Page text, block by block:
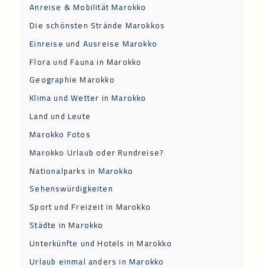
Anreise & Mobilität Marokko
Die schönsten Strände Marokkos
Einreise und Ausreise Marokko
Flora und Fauna in Marokko
Geographie Marokko
Klima und Wetter in Marokko
Land und Leute
Marokko Fotos
Marokko Urlaub oder Rundreise?
Nationalparks in Marokko
Sehenswürdigkeiten
Sport und Freizeit in Marokko
Städte in Marokko
Unterkünfte und Hotels in Marokko
Urlaub einmal anders in Marokko